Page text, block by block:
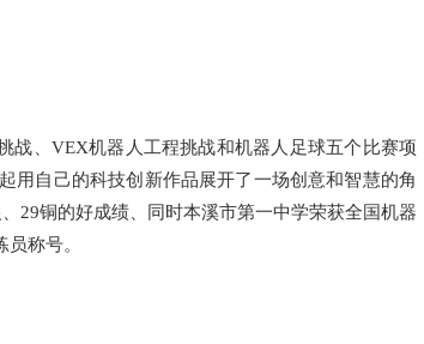
、VEX机器人工程挑战和机器人足球五个比赛项
用自己的科技创新作品展开了一场创意和智慧的角
29铜的好成绩、同时本溪市第一中学荣获全国机器
称号。